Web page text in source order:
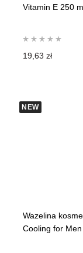
Vitamin E 250
19,63 zł
NEW
Wazelina
Cooling for